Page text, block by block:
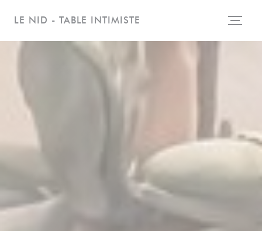
LE NID - TABLE INTIMISTE